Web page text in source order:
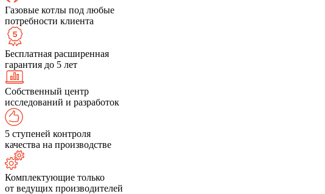
Газовые котлы под любые
потребности клиента
Бесплатная расширенная
гарантия до 5 лет
Собственный центр
исследований и разработок
5 ступеней контроля
качества на производстве
Комплектующие только
от ведущих производителей